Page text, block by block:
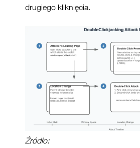
drugiego kliknięcia.
Źródło: